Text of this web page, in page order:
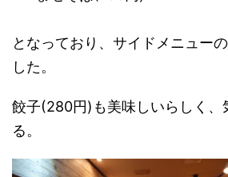
となっており、サイドメニュー
した。
餃子(280円)も美味しいらしく、
る。